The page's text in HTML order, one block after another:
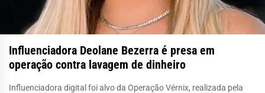
Influenciadora Deolane Bezerra é presa em
operação contra lavagem de dinheiro
Influenciadora digital foi alvo da Operação Vérnix, realizada pela